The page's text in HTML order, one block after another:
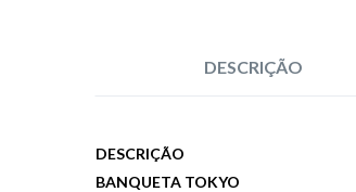
DESCRIÇÃO
DESCRIÇÃO
BANQUETA TOKYO